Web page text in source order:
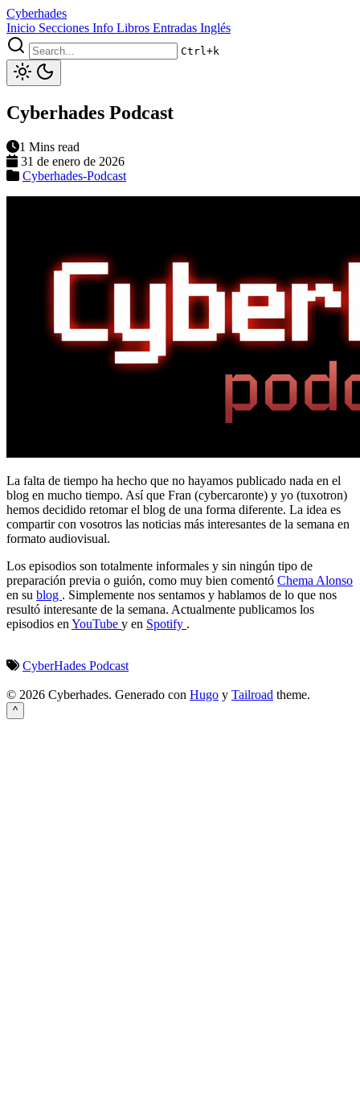
Cyberhades
Inicio Secciones Info Libros Entradas Inglés
Ctrl+k
Cyberhades Podcast
1 Mins read
31 de enero de 2026
Cyberhades-Podcast
La falta de tiempo ha hecho que no hayamos publicado nada en el
blog en mucho tiempo. Así que Fran (cybercaronte) y yo (tuxotron)
hemos decidido retomar el blog de una forma diferente. La idea es
compartir con vosotros las noticias más interesantes de la semana en
formato audiovisual.
Los episodios son totalmente informales y sin ningún tipo de
preparación previa o guión, como muy bien comentó Chema Alonso
en su blog . Simplemente nos sentamos y hablamos de lo que nos
resultó interesante de la semana. Actualmente publicamos los
episodios en YouTube y en Spotify .
CyberHades Podcast
© 2026 Cyberhades. Generado con Hugo y Tailroad theme.
^